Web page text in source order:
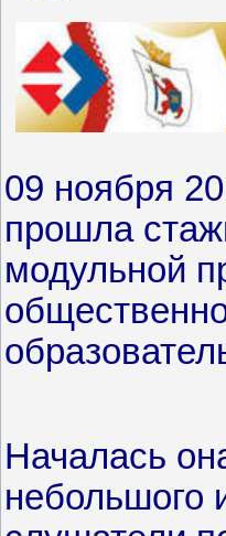
09 ноября
прошла
модульной
Началась
небольшого